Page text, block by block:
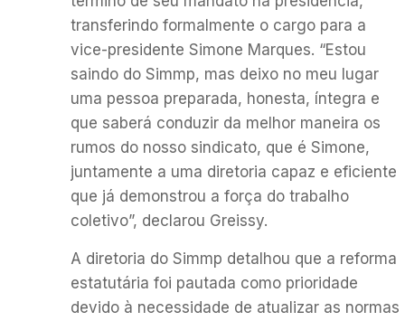
transferindo formalmente o cargo para a
vice-presidente Simone Marques. “Estou
saindo do Simmp, mas deixo no meu lugar
uma pessoa preparada, honesta, íntegra e
que saberá conduzir da melhor maneira os
rumos do nosso sindicato, que é Simone,
juntamente a uma diretoria capaz e eficiente
que já demonstrou a força do trabalho
coletivo”, declarou Greissy.
A diretoria do Simmp detalhou que a reforma
estatutária foi pautada como prioridade
devido à necessidade de atualizar as normas